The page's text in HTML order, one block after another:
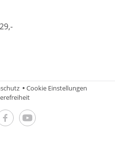
Cookie Einstellungen